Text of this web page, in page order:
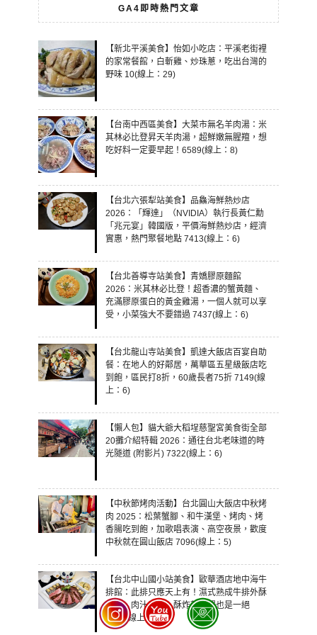
GA4即時熱門文章
【新北平溪美食】怡如小吃店：平溪老街裡
的家常餐館，白斬雞、炒珠蔥，吃出台灣的
野味 10(線上：29)
【台南中西區美食】大菜市無名羊肉湯：米
其林必比登昇天羊肉湯，超鮮嫩無腥羶，想
吃好料一定要早起！6589(線上：8)
【台北六張犁站美食】品鱻海鮮熱炒店
2026：「輝達」（NVIDIA）執行長黃仁勳
「兆元宴」韓國版，平價海鮮熱炒店，經濟
實惠，熱門聚餐地點 7413(線上：6)
【台北善導寺站美食】青嬌膠原麵館
2026：米其林必比登！超香濃的蟹黃麵、
充滿膠原蛋白的黃金雞湯，一個人就可以享
受，小菜強大不要錯過 7437(線上：6)
【台北龍山寺站美食】凱達大飯店百宴自助
餐：在地人的好鄰居，萬華區五星級飯店吃
到飽，區民打8折，60歲長者75折 7149(線
上：6)
【懶人包】貓大爺大稻埕慈聖宮美食街全部
20攤介紹特輯 2026：通往台北老味道的時
光隧道 (附影片) 7322(線上：6)
【中秋節烤肉活動】台北圓山大飯店中秋烤
肉 2025：松葉蟹腳、和牛漢堡、烤肉、烤
香腸吃到飽，加歌唱表演、高空夜景，歡度
中秋就在圓山飯店 7096(線上：5)
【台北中山國小站美食】歐華酒店地中海牛
排館：此排只應天上有！濕式熟成牛排外酥
內嫩、肉汁香甜，酥炸軟殼蟹也是一絕
6890(線上：5)